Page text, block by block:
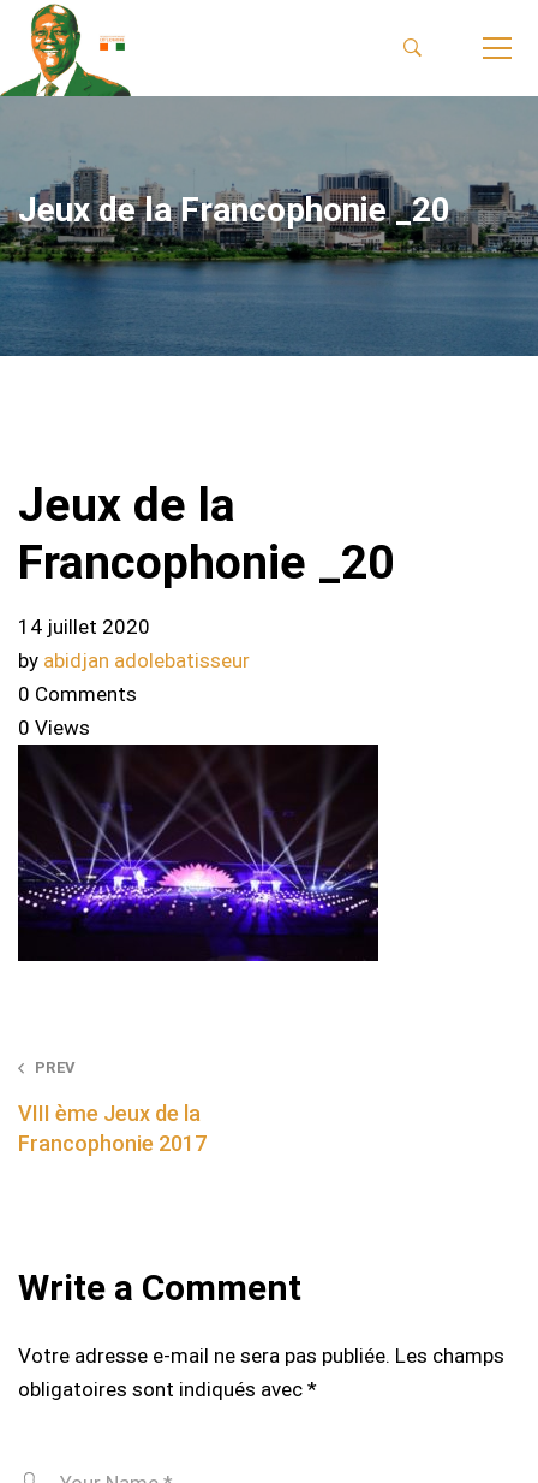
Jeux de la Francophonie _20
Jeux de la
Francophonie _20
14 juillet 2020
by abidjan adolebatisseur
0 Comments
0 Views
Post
navigation
PREV
VIII ème Jeux de la
Francophonie 2017
Write a Comment
Votre adresse e-mail ne sera pas publiée. Les champs
obligatoires sont indiqués avec *